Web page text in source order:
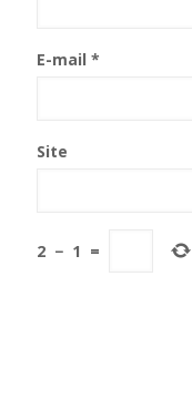
E-mail *
Site
2 − 1 =